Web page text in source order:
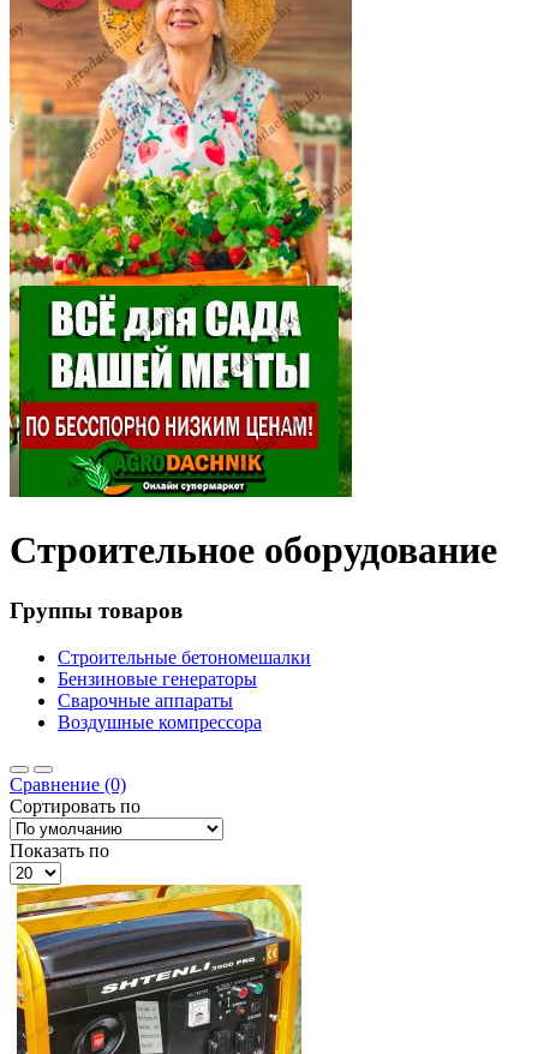
Строительное оборудование
Группы товаров
Строительные бетономешалки
Бензиновые генераторы
Сварочные аппараты
Воздушные компрессора
Сравнение (0)
Сортировать по
Показать по